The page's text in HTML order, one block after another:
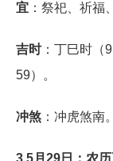
宜 ：祭祀、祈福
吉时：丁巳时（
59）。
冲煞 ：冲虎煞南。
3.5月29日：农